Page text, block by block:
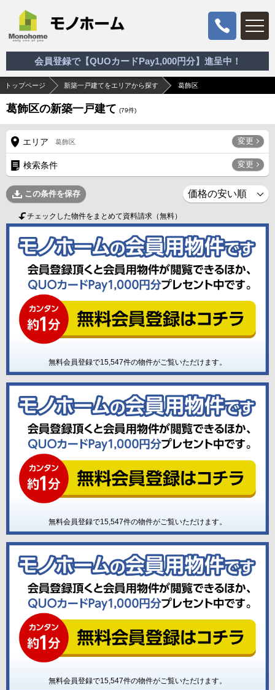
会員登録で【QUOカードPay1,000円分】進呈中！
トップページ 新築一戸建てをエリアから探す 葛飾区
葛飾区の新築一戸建て (79件)
エリア 葛飾区 変更
検索条件 変更
この条件を保存
チェックした物件をまとめて資料請求（無料）
無料会員登録で15,547件の物件がご覧いただけます。
無料会員登録で15,547件の物件がご覧いただけます。
無料会員登録で15,547件の物件がご覧いただけます。